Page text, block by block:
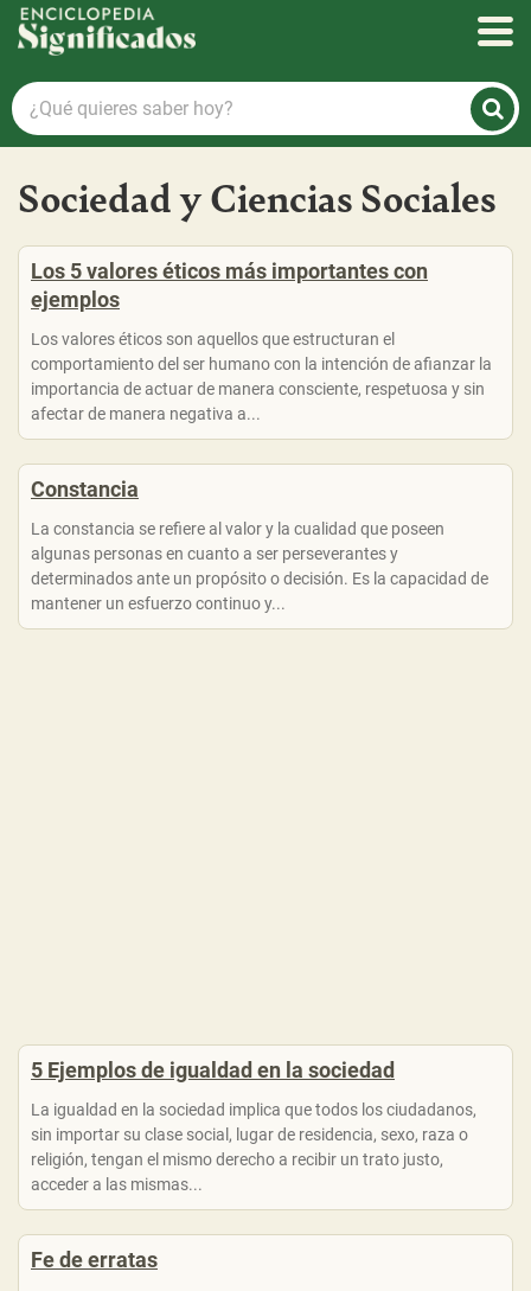
Enciclopedia Significados
¿Qué
quieres
saber
hoy?
Sociedad y Ciencias Sociales
Los 5 valores éticos más importantes con
ejemplos
Los valores éticos son aquellos que estructuran el
comportamiento del ser humano con la intención de afianzar la
importancia de actuar de manera consciente, respetuosa y sin
afectar de manera negativa a...
Constancia
La constancia se refiere al valor y la cualidad que poseen
algunas personas en cuanto a ser perseverantes y
determinados ante un propósito o decisión. Es la capacidad de
mantener un esfuerzo continuo y...
5 Ejemplos de igualdad en la sociedad
La igualdad en la sociedad implica que todos los ciudadanos,
sin importar su clase social, lugar de residencia, sexo, raza o
religión, tengan el mismo derecho a recibir un trato justo,
acceder a las mismas...
Fe de erratas